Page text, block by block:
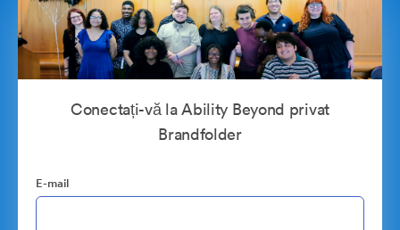
Conectați-vă la Ability Beyond privat
Brandfolder
E-mail